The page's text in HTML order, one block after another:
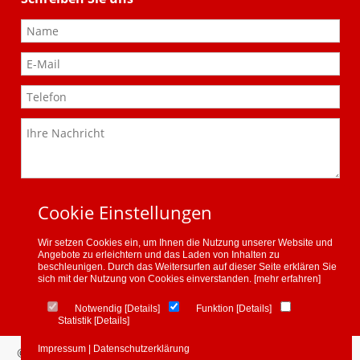
einverstanden.
Was ist die Summe aus 9 und 4?
Wir sind Mitglied im Baugewerbeverband Niedersachsen und
©2026 Zschumme GmbH & Co. KG | Webdesign:
Cookie Einstellungen
Wir setzen Cookies ein, um Ihnen die Nutzung unserer Website und
Angebote zu erleichtern und das Laden von Inhalten zu
beschleunigen. Durch das Weitersurfen auf dieser Seite erklären Sie
sich mit der Nutzung von Cookies einverstanden. [mehr erfahren]
Notwendig [Details] Funktion [Details]
Statistik[Details]
Impressum| Datenschutzerklärung